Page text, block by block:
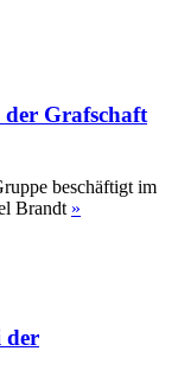
der Grafschaft
beschäftigt im
Brandt »
der